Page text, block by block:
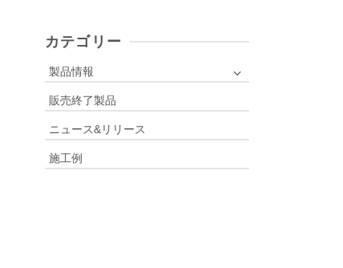
c
o
カテゴリー
製品情報
販売終了製品
ニュース&リリース
施工例